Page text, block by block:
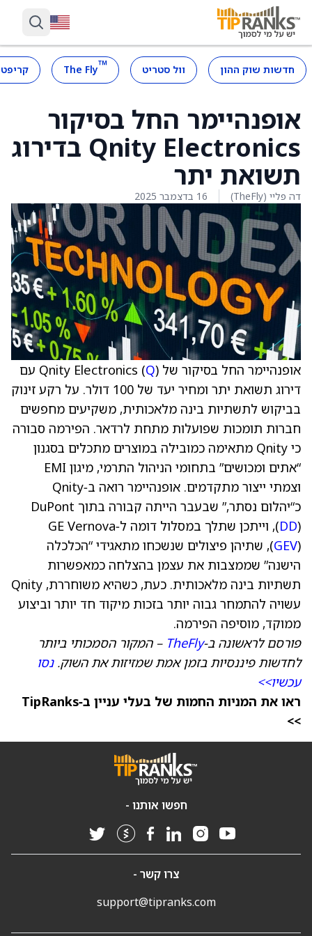
חדשות שוק ההון וול סטריט ™
The Fly
אופנהיימר החל בסיקור
Qnity Electronics בדירוג
תשואת יתר
דה פליי (TheFly) 16 בדצמבר 2025
אופנהיימר החל בסיקור של Qnity Electronics ( Q
) עם
דירוג תשואת יתר ומחיר יעד של 100 דולר. על רקע זינוק
בביקוש לתשתיות בינה מלאכותית, משקיעים מחפשים
חברות תומכות שפועלות מתחת לרדאר. הפירמה סבורה
כי Qnity מתאימה כמובילה במוצרים מתכלים בסגנון
“אתים ומכושים” בתחומי הניהול התרמי, מיגון EMI
וצמתי ייצור מתקדמים. אופנהיימר רואה ב‑Qnity
כ“יהלום נסתר,” שבעבר הייתה קבורה בתוך DuPont
(DD
), וייתכן שתלך במסלול דומה ל‑GE Vernova
(GEV ), שתיהן פיצולים שנשכחו מתאגידי “הכלכלה
הישנה” שממצבות את עצמן בהצלחה כמאפשרות
תשתיות בינה מלאכותית. כעת, כשהיא משוחררת, Qnity
עשויה להתמחר גבוה יותר בזכות מיקוד חד יותר וביצוע
ממוקד, מוסיפה הפירמה.
פורסם לראשונה ב-TheFly – המקור הסמכותי ביותר
לחדשות פיננסיות בזמן אמת שמזיזות את השוק.נסו
עכשיו>>
ראו את המניות החמות של בעלי עניין ב‑TipRanks
>>
חפשו אותנו -
צרו קשר -
support@tipranks.com